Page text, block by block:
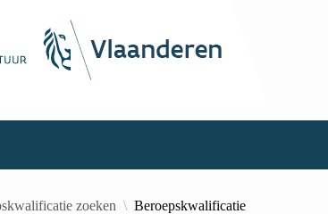
zoeken Beroepskwalificatie